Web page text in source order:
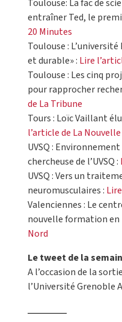
Toulouse: La fac de
entraîner Ted, le
20 Minutes
Toulouse :
et durable» : Lire
Toulouse : Les cinq
pour rapprocher
de La Tribune
Tours : Loïc Vaillant
l’article de La
UVSQ :
chercheuse de l’UVSQ :
UVSQ : Vers un
neuromusculaires :
Valenciennes : Le
nouvelle formation en
Nord
Le tweet de la
A l’occasion de la
l’Université Grenoble